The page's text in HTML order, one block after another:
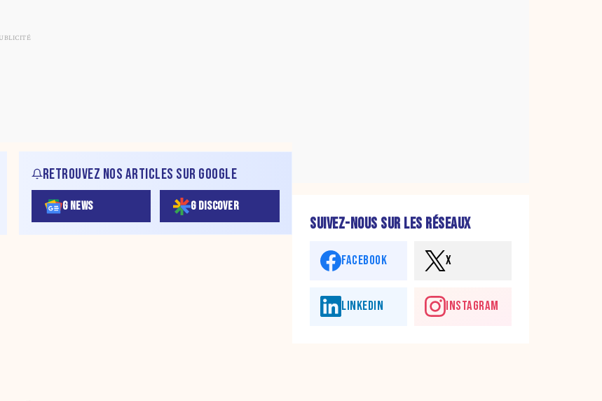
RETROUVEZ NOS ARTICLES SUR GOOGLE
G NEWS G DISCOVER
SUIVEZ-NOUS SUR LES RÉSEAUX
FACEBOOK X
LINKEDIN INSTAGRAM